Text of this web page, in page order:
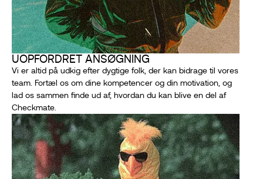
UOPFORDRET ANSØGNING
Vi er altid på udkig efter dygtige folk, der kan bidrage til vores
team. Fortæl os om dine kompetencer og din motivation, og
lad os sammen finde ud af, hvordan du kan blive en del af
Checkmate.